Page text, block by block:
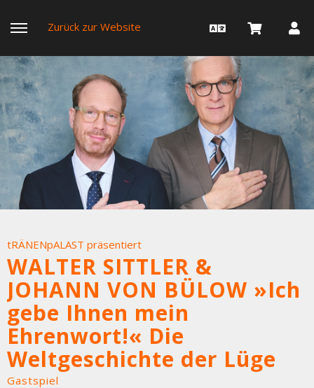
Zurück zur Website
tRÄNENpALAST präsentiert
WALTER SITTLER &
JOHANN VON BÜLOW »Ich
gebe Ihnen mein
Ehrenwort!« Die
Weltgeschichte der Lüge
Gastspiel